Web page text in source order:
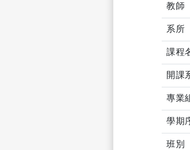
教師
系所
課程
開課
專業
學期
班別